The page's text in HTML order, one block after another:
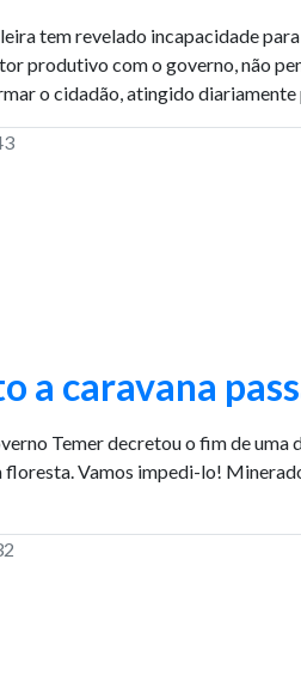
tem revelado incapacidade
produtivo com o governo, não
o cidadão, atingido
a caravana
Temer decretou o fim de uma
floresta. Vamos impedi-lo!